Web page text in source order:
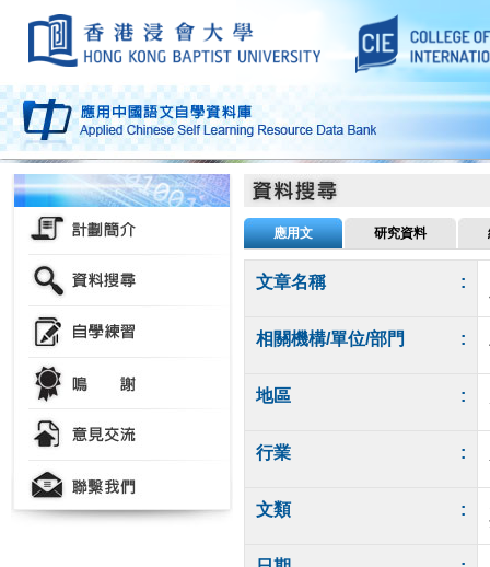
應用文 研究資料
文章名稱 :
相關機構/單位/部門 :
地區 :
行業 :
文類 :